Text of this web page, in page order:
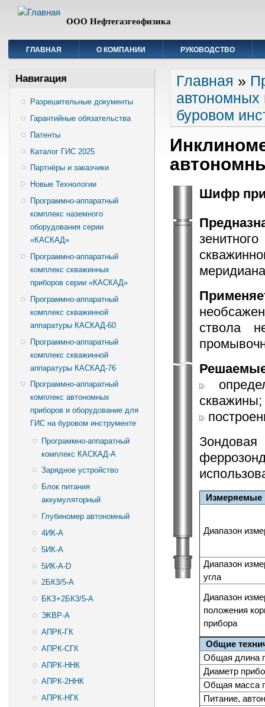
ООО Нефтегазгеофизика
ГЛАВНАЯ О КОМПАНИИ РУКОВОДСТВО
Навигация
Разрешительные документы
Гарантийные обязательства
Патенты
Каталог ГИС 2025
Партнёры и заказчики
Новые Технологии
Программно-аппаратный
комплекс наземного
оборудования серии
«КАСКАД»
Программно-аппаратный
комплекс скважинных
приборов серии «КАСКАД»
Программно-аппаратный
комплекс скважинной
аппаратуры КАСКАД-60
Программно-аппаратный
комплекс скважинной
аппаратуры КАСКАД-76
Программно-аппаратный
комплекс автономных
приборов и оборудование для
ГИС на буровом инструменте
Программно-аппаратный
комплекс КАСКАД-А
Зарядное устройство
Блок питания
аккумуляторный
Глубиномер автономный
4ИК-А
5ИК-А
5ИК-А-D
2БК3/5-А
БКЗ+2БК3/5-А
ЭКВР-А
АПРК-ГК
АПРК-СГК
АПРК-ННК
АПРК-2ННК
АПРК-НГК
Вы здесь
Главная »
буровом
Шифр
ствола
скважины;
Измеряемые
Диапазон
Диапазон
угла
Диапазон
положения
прибора
Общие
Общая длина
Диаметр
Общая масса
Питание,